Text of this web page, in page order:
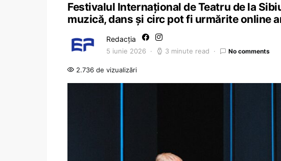
Festivalul Internațional de Teatru de la
muzică, dans și circ pot fi urmărite online
Redacția
5 iunie 2026 3 minute read No comments
2.736 de vizualizări